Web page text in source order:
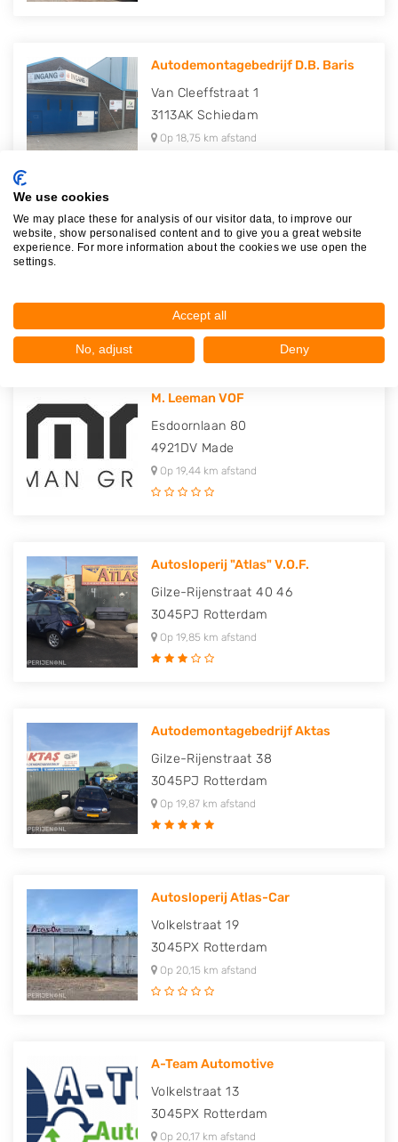
Autodemontagebedrijf D.B. Baris
Van Cleeffstraat 1
3113AK Schiedam
Op 18,75 km afstand
Autodemontagebedrijf Schiedam (..
Op 19,36 km afstand
M. Leeman VOF
Esdoornlaan 80
4921DV Made
Op 19,44 km afstand
Autosloperij "Atlas" V.O.F.
Gilze-Rijenstraat 40 46
3045PJ Rotterdam
Op 19,85 km afstand
Autodemontagebedrijf Aktas
Gilze-Rijenstraat 38
3045PJ Rotterdam
Op 19,87 km afstand
Autosloperij Atlas-Car
Volkelstraat 19
3045PX Rotterdam
Op 20,15 km afstand
A-Team Automotive
Volkelstraat 13
3045PX Rotterdam
Op 20,17 km afstand
We use cookies
We may place these for analysis of our visitor data, to improve our
website, show personalised content and to give you a great website
experience. For more information about the cookies we use open the
settings.
Accept all
No, adjust Deny